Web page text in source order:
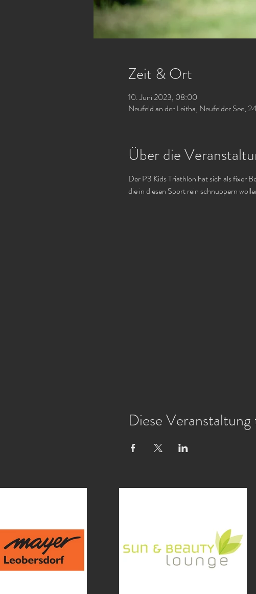
Zeit & Ort
10. Juni 2023, 08:00
Neufeld an der Leitha, Neufelder See,
Über die
Der P3 Kids Triathlon hat sich als fixer
die in diesen Sport rein schnuppern
Diese Veranstaltung